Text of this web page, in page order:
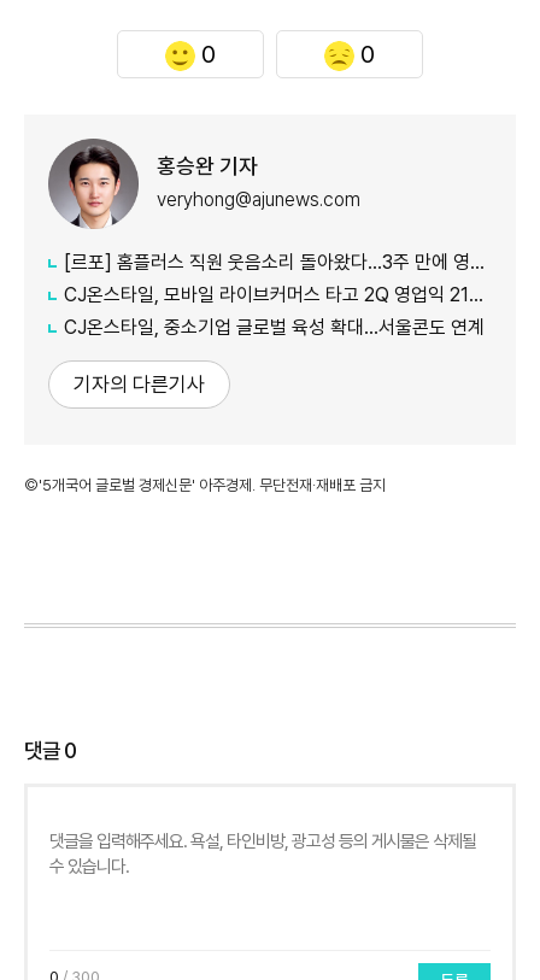
0 0
홍승완 기자
veryhong@ajunews.com
[르포] 홈플러스 직원 웃음소리 돌아왔다…3주 만에 영업 재개 채비
CJ온스타일, 모바일 라이브커머스 타고 2Q 영업익 21%↑
CJ온스타일, 중소기업 글로벌 육성 확대…서울콘도 연계
기자의 다른기사
©'5개국어 글로벌 경제신문' 아주경제. 무단전재·재배포 금지
댓글0